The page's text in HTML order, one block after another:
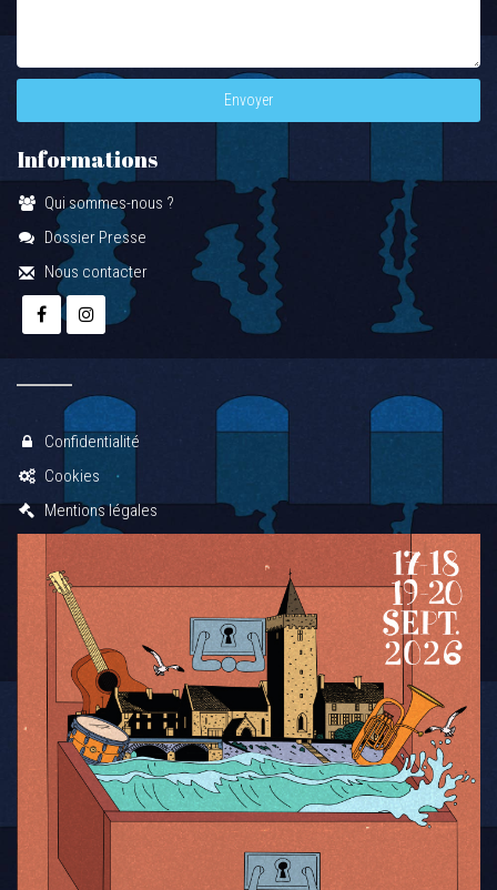
Envoyer
Informations
Qui sommes-nous ?
Dossier Presse
Nous contacter
Confidentialité
Cookies
Mentions légales